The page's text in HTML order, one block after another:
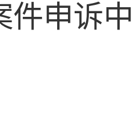
申诉